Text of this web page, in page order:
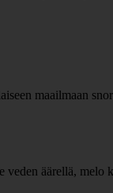
maailmaan
äärellä,